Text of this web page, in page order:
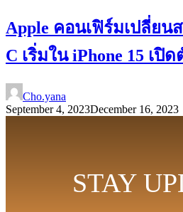
Apple คอนเฟิร์มเปลี่ยน
C เริ่มใน iPhone 15 เปิ
Cho.yana
September 4, 2023December 16, 2023
STAY